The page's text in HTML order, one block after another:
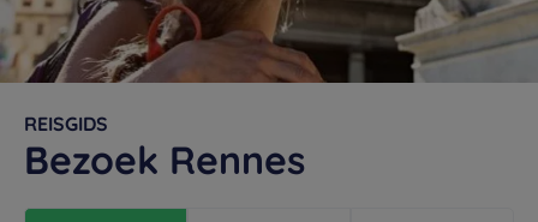
REISGIDS
Bezoek Rennes